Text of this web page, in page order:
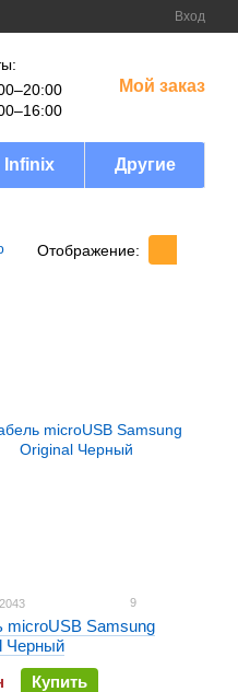
Вход
Мой заказ
Infinix Другие
Отображение:
9
microUSB Samsung
Черный
Купить